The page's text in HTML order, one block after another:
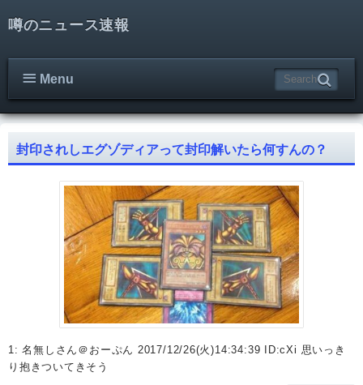
噂のニュース速報
Menu
封印されしエグゾディアって封印解いたら何すんの？
1: 名無しさん＠おーぷん 2017/12/26(火)14:34:39 ID:cXi 思いっき
り抱きついてきそう